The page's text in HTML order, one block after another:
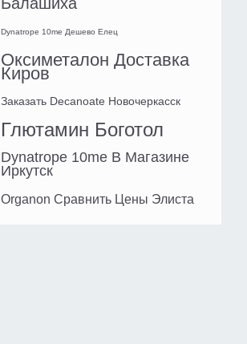
Балашиха
Dynatrope 10me Дешево Елец
Оксиметалон Доставка
Киров
Заказать Decanoate Новочеркасск
Глютамин Боготол
Dynatrope 10me В Магазине
Иркутск
Organon Сравнить Цены Элиста